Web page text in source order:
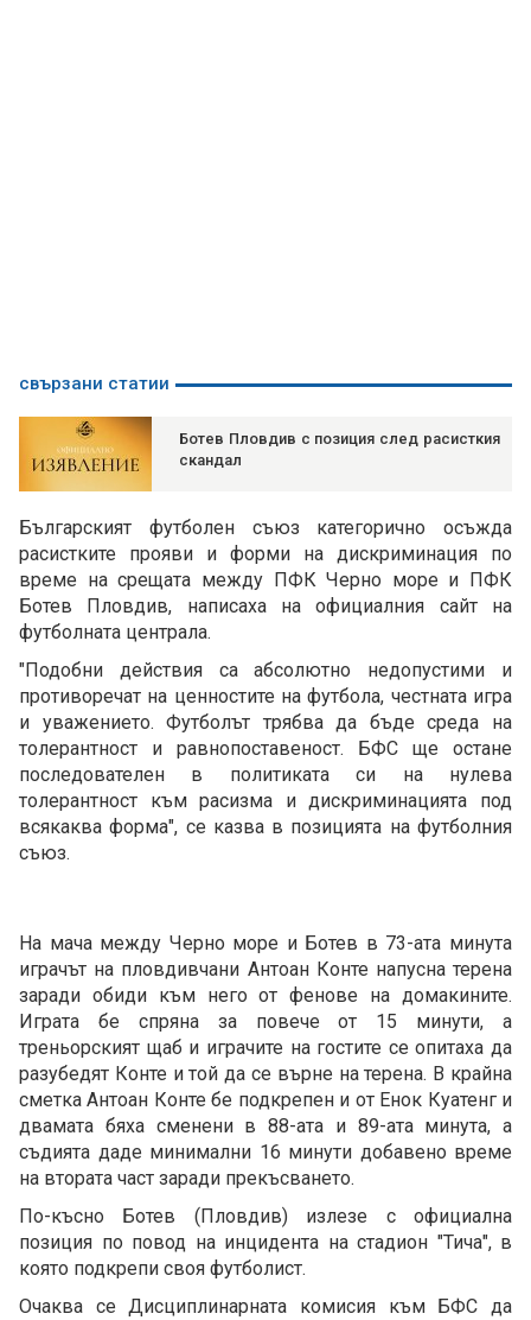
свързани статии
Ботев Пловдив с позиция след расисткия
скандал
Българският футболен съюз категорично осъжда
расистките прояви и форми на дискриминация по
време на срещата между ПФК Черно море и ПФК
Ботев Пловдив, написаха на официалния сайт на
футболната централа.
"Подобни действия са абсолютно недопустими и
противоречат на ценностите на футбола, честната игра
и уважението. Футболът трябва да бъде среда на
толерантност и равнопоставеност. БФС ще остане
последователен в политиката си на нулева
толерантност към расизма и дискриминацията под
всякаква форма", се казва в позицията на футболния
съюз.
На мача между Черно море и Ботев в 73-ата минута
играчът на пловдивчани Антоан Конте напусна терена
заради обиди към него от фенове на домакините.
Играта бе спряна за повече от 15 минути, а
треньорският щаб и играчите на гостите се опитаха да
разубедят Конте и той да се върне на терена. В крайна
сметка Антоан Конте бе подкрепен и от Енок Куатенг и
двамата бяха сменени в 88-ата и 89-ата минута, а
съдията даде минимални 16 минути добавено време
на втората част заради прекъсването.
По-късно Ботев (Пловдив) излезе с официална
позиция по повод на инцидента на стадион "Тича", в
която подкрепи своя футболист.
Очаква се Дисциплинарната комисия към БФС да